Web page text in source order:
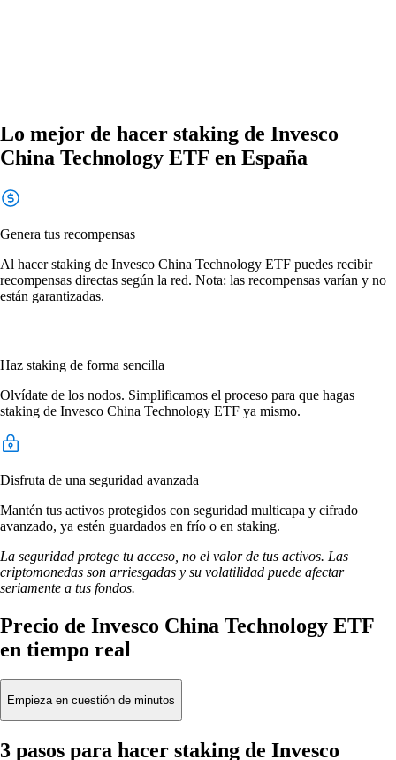
Lo mejor de hacer staking de Invesco
China Technology ETF en España
Genera tus recompensas
Al hacer staking de Invesco China Technology ETF puedes recibir
recompensas directas según la red. Nota: las recompensas varían y no
están garantizadas.
Haz staking de forma sencilla
Olvídate de los nodos. Simplificamos el proceso para que hagas
staking de Invesco China Technology ETF ya mismo.
Disfruta de una seguridad avanzada
Mantén tus activos protegidos con seguridad multicapa y cifrado
avanzado, ya estén guardados en frío o en staking.
La seguridad protege tu acceso, no el valor de tus activos. Las
criptomonedas son arriesgadas y su volatilidad puede afectar
seriamente a tus fondos.
Precio de Invesco China Technology ETF
en tiempo real
Empieza en cuestión de minutos
3 pasos para hacer staking de Invesco